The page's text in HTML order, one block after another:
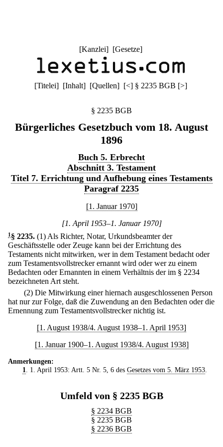
[Kanzlei] [Gesetze]
[Titelei] [Inhalt] [Quellen] [<] § 2235 BGB [>]
§ 2235 BGB
Bürgerliches Gesetzbuch vom 18. August
1896
Buch 5. Erbrecht
Abschnitt 3. Testament
Titel 7. Errichtung und Aufhebung eines Testaments
Paragraf 2235
[1. Januar 1970]
[1. April 1953–1. Januar 1970]
1 § 2235. (1) Als Richter, Notar, Urkundsbeamter der
Geschäftsstelle oder Zeuge kann bei der Errichtung des
Testaments nicht mitwirken, wer in dem Testament bedacht oder
zum Testamentsvollstrecker ernannt wird oder wer zu einem
Bedachten oder Ernannten in einem Verhältnis der im § 2234
bezeichneten Art steht.
(2) Die Mitwirkung einer hiernach ausgeschlossenen Person
hat nur zur Folge, daß die Zuwendung an den Bedachten oder die
Ernennung zum Testamentsvollstrecker nichtig ist.
[1. August 1938/4. August 1938–1. April 1953]
[1. Januar 1900–1. August 1938/4. August 1938]
Anmerkungen:
1. 1. April 1953: Artt. 5 Nr. 5, 6 des Gesetzes vom 5. März 1953.
Umfeld von § 2235 BGB
§ 2234 BGB
§ 2235 BGB
§ 2236 BGB